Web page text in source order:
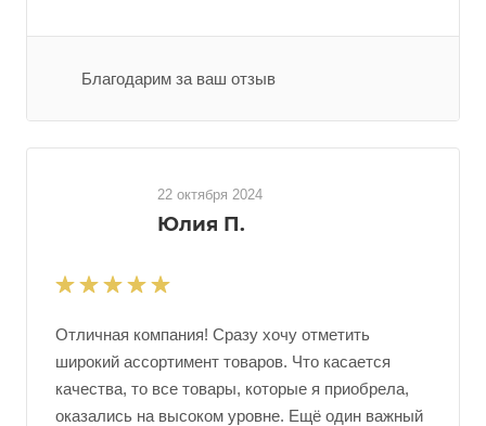
Благодарим за ваш отзыв
22 октября 2024
Юлия П.
Отличная компания! Сразу хочу отметить
широкий ассортимент товаров. Что касается
качества, то все товары, которые я приобрела,
оказались на высоком уровне. Ещё один важный